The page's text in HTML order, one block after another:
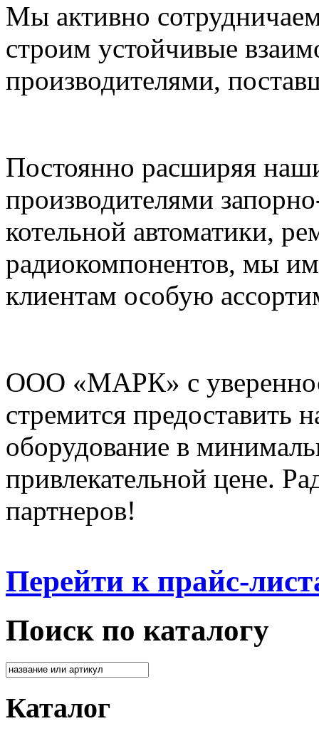
Мы активно
строим устойчивые
производителями,
Постоянно расширяя
производителями
котельной автоматики,
радиокомпонентов, мы
клиентам особую
ООО «МАРК» с
стремится предоставить
оборудование в
привлекательной цене.
партнеров!
Перейти к прайс-
Поиск по каталогу
Каталог